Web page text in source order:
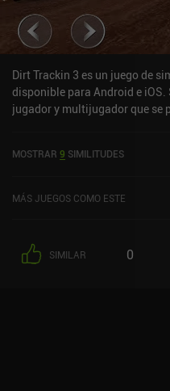
Dirt Trackin 3 es un juego de
disponible para Android e
jugador y multijugador que se
5,0 en Google Play y de 4,7
MOSTRAR 9 SIMILITUDES
MÁS JUEGOS COMO ESTE
SIMILAR 0